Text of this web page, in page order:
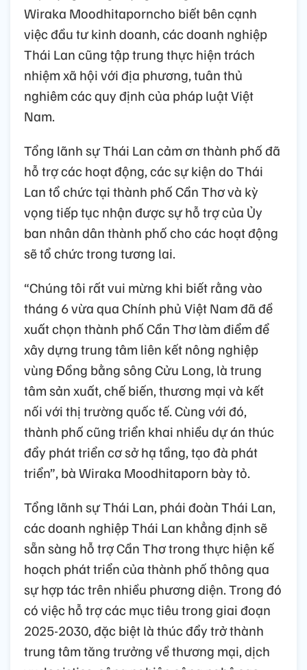
Wiraka Moodhitaporncho biết bên cạnh
việc đầu tư kinh doanh, các doanh nghiệp
Thái Lan cũng tập trung thực hiện trách
nhiệm xã hội với địa phương, tuân thủ
nghiêm các quy định của pháp luật Việt
Nam.
Tổng lãnh sự Thái Lan cảm ơn thành phố đã
hỗ trợ các hoạt động, các sự kiện do Thái
Lan tổ chức tại thành phố Cần Thơ và kỳ
vọng tiếp tục nhận được sự hỗ trợ của Ủy
ban nhân dân thành phố cho các hoạt động
sẽ tổ chức trong tương lai.
“Chúng tôi rất vui mừng khi biết rằng vào
tháng 6 vừa qua Chính phủ Việt Nam đã đề
xuất chọn thành phố Cần Thơ làm điểm để
xây dựng trung tâm liên kết nông nghiệp
vùng Đồng bằng sông Cửu Long, là trung
tâm sản xuất, chế biến, thương mại và kết
nối với thị trường quốc tế. Cùng với đó,
thành phố cũng triển khai nhiều dự án thúc
đẩy phát triển cơ sở hạ tầng, tạo đà phát
triển”, bà Wiraka Moodhitaporn bày tỏ.
Tổng lãnh sự Thái Lan, phái đoàn Thái Lan,
các doanh nghiệp Thái Lan khẳng định sẽ
sẵn sàng hỗ trợ Cần Thơ trong thực hiện kế
hoạch phát triển của thành phố thông qua
sự hợp tác trên nhiều phương diện. Trong đó
có việc hỗ trợ các mục tiêu trong giai đoạn
2025-2030, đặc biệt là thúc đẩy trở thành
trung tâm tăng trưởng về thương mại, dịch